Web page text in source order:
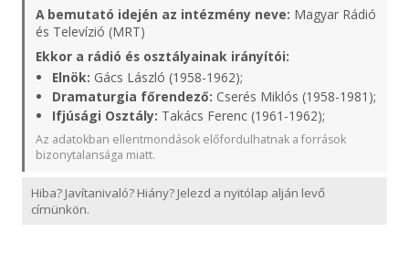
A bemutató idején az intézmény neve: Magyar Rádió
és Televízió (MRT)
Ekkor a rádió és osztályainak irányítói:
Elnök: Gács László (1958-1962);
Dramaturgia főrendező: Cserés Miklós (1958-1981);
Ifjúsági Osztály: Takács Ferenc (1961-1962);
Az adatokban ellentmondások előfordulhatnak a források
bizonytalansága miatt.
Hiba? Javítanivaló? Hiány? Jelezd a nyitólap alján levő
címünkön.